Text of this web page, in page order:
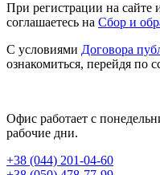
При регистрации на сайте
соглашаетесь на Сбор и
С условиями Договора
ознакомиться, перейдя по
Офис работает с
рабочие дни.
+38 (044) 201-04-60